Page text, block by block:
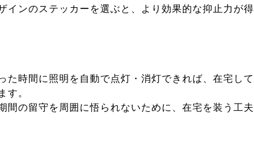
インのステッカーを選ぶと、より効果的な抑止力が得
た時間に照明を自動で点灯・消灯できれば、在宅して
す。
間の留守を周囲に悟られないために、在宅を装う工夫